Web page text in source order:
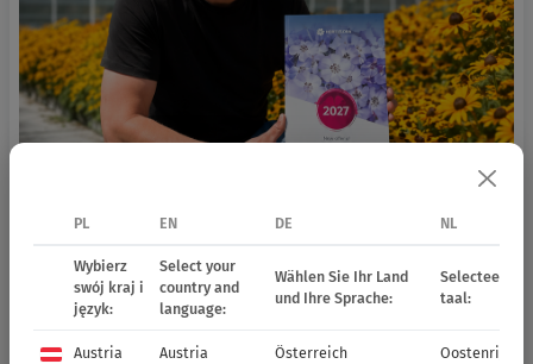
PL EN DE NL
Wybierz
swój kraj i
język:
Select your
country and
language:
Wählen Sie Ihr Land
und Ihre Sprache:
Selecteer uw
taal:
Austria Austria Österreich Oostenrijk